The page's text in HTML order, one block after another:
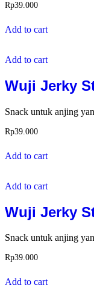
Rp39.000
Add to cart
Add to cart
Wuji Jerky
Snack untuk anjing
Rp39.000
Add to cart
Add to cart
Wuji Jerky
Snack untuk anjing
Rp39.000
Add to cart